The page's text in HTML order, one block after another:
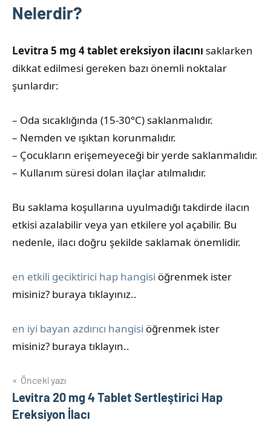
Nelerdir?
Levitra 5 mg 4 tablet ereksiyon ilacını saklarken
dikkat edilmesi gereken bazı önemli noktalar
şunlardır:
– Oda sıcaklığında (15-30°C) saklanmalıdır.
– Nemden ve ışıktan korunmalıdır.
– Çocukların erişemeyeceği bir yerde saklanmalıdır.
– Kullanım süresi dolan ilaçlar atılmalıdır.
Bu saklama koşullarına uyulmadığı takdirde ilacın
etkisi azalabilir veya yan etkilere yol açabilir. Bu
nedenle, ilacı doğru şekilde saklamak önemlidir.
en etkili geciktirici hap hangisi öğrenmek ister
misiniz? buraya tıklayınız..
en iyi bayan azdırıcı hangisi öğrenmek ister
misiniz? buraya tıklayın..
Yazı
gezinmesi
Önceki yazı
Levitra 20 mg 4 Tablet Sertleştirici Hap
Ereksiyon İlacı